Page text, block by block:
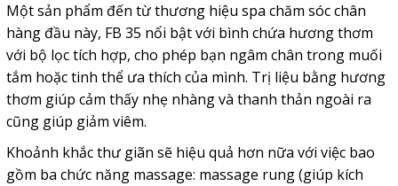
Một sản phẩm đến từ thương hiệu spa chăm sóc chân
hàng đầu này, FB 35 nổi bật với bình chứa hương thơm
với bộ lọc tích hợp, cho phép bạn ngâm chân trong muối
tắm hoặc tinh thể ưa thích của mình. Trị liệu bằng hương
thơm giúp cảm thấy nhẹ nhàng và thanh thản ngoài ra
cũng giúp giảm viêm.
Khoảnh khắc thư giãn sẽ hiệu quả hơn nữa với việc bao
gồm ba chức năng massage: massage rung (giúp kích